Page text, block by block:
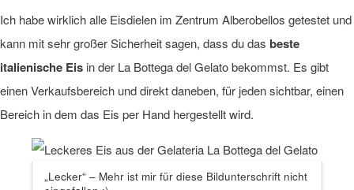
Ich habe wirklich alle Eisdielen im Zentrum Alberobellos getestet und
kann mit sehr großer Sicherheit sagen, dass du das beste
italienische Eis in der La Bottega del Gelato bekommst. Es gibt
einen Verkaufsbereich und direkt daneben, für jeden sichtbar, einen
Bereich in dem das Eis per Hand hergestellt wird.
„Lecker“ – Mehr ist mir für diese Bildunterschrift nicht